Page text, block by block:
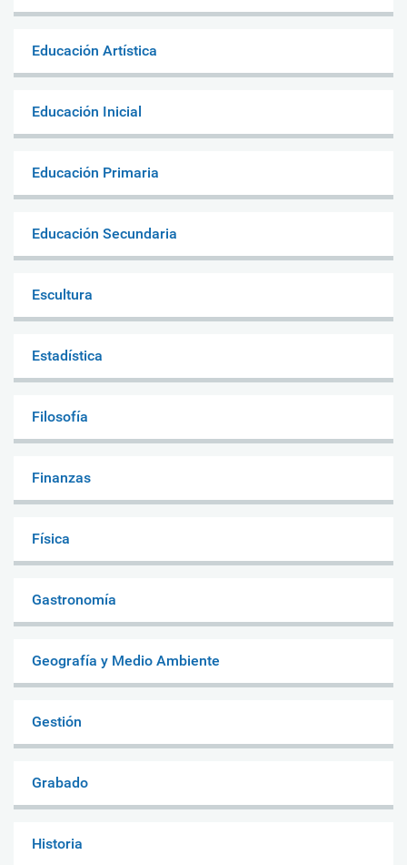
Educación Artística
Educación Inicial
Educación Primaria
Educación Secundaria
Escultura
Estadística
Filosofía
Finanzas
Física
Gastronomía
Geografía y Medio Ambiente
Gestión
Grabado
Historia